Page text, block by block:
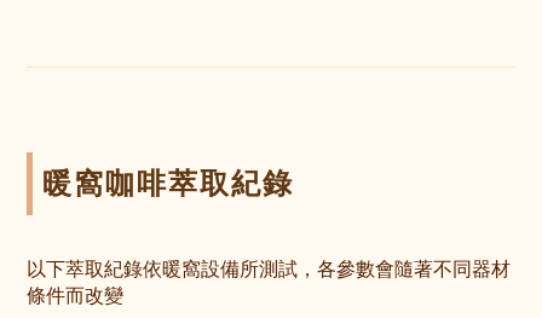
暖窩咖啡萃取紀錄
以下萃取紀錄依暖窩設備所測試，各參數會隨著不同器材
條件而改變